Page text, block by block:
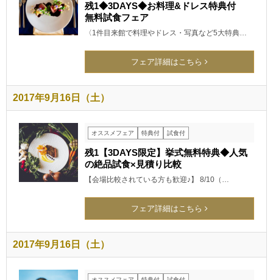
残1◆3DAYS◆お料理&ドレス特典付
無料試食フェア
〈1件目来館で料理やドレス・写真など5大特典…
フェア詳細はこちら
2017年9月16日（土）
オススメフェア 特典付 試食付
残1【3DAYS限定】挙式無料特典◆人気
の絶品試食×見積り比較
【会場比較されている方も歓迎♪】 8/10（…
フェア詳細はこちら
2017年9月16日（土）